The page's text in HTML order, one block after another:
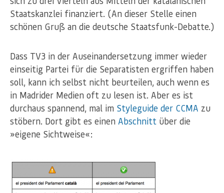
Staatskanzlei finanziert. (An dieser Stelle einen
schönen Gruß an die deutsche Staatsfunk-Debatte.)
Dass TV3 in der Auseinandersetzung immer wieder
einseitig Partei für die Separatisten ergriffen haben
soll, kann ich selbst nicht beurteilen, auch wenn es
in Madrider Medien oft zu lesen ist. Aber es ist
durchaus spannend, mal im Styleguide der CCMA zu
stöbern. Dort gibt es einen Abschnitt über die
»eigene Sichtweise«: